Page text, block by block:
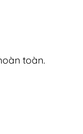
toàn.